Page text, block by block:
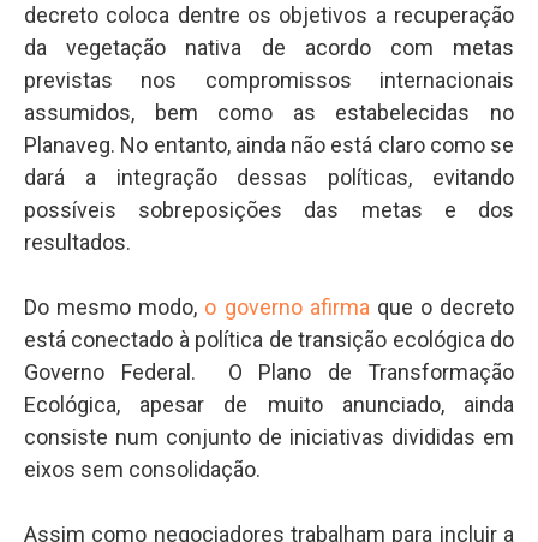
decreto coloca dentre os objetivos a recuperação
da vegetação nativa de acordo com metas
previstas nos compromissos internacionais
assumidos, bem como as estabelecidas no
Planaveg. No entanto, ainda não está claro como se
dará a integração dessas políticas, evitando
possíveis sobreposições das metas e dos
resultados.
Do mesmo modo, o governo afirma que o decreto
está conectado à política de transição ecológica do
Governo Federal. O Plano de Transformação
Ecológica, apesar de muito anunciado, ainda
consiste num conjunto de iniciativas divididas em
eixos sem consolidação.
Assim como negociadores trabalham para incluir a